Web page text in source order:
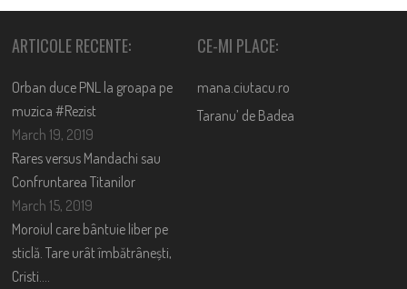
ARTICOLE RECENTE:
Orban duce PNL la groapa pe
muzica #Rezist
March 19, 2019
Rares versus Mandachi sau
Confruntarea Titanilor
March 15, 2019
Moroiul care bântuie liber pe
sticlă. Tare urât îmbătrânești,
Cristi….
CE-MI PLACE:
mana.ciutacu.ro
Taranu’ de Badea